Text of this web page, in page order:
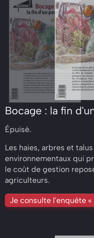
Bocage : la fin
Épuisé.
Les haies, arbres et
environnementaux qui
le coût de gestion
agriculteurs.
Je consulte l'enquête «